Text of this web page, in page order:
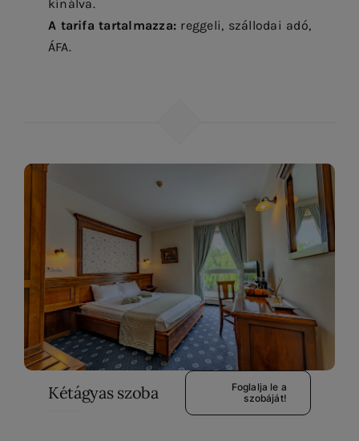
kínálva.
A tarifa tartalmazza: reggeli, szállodai adó,
ÁFA.
Kétágyas szoba
Foglalja le a
szobáját!